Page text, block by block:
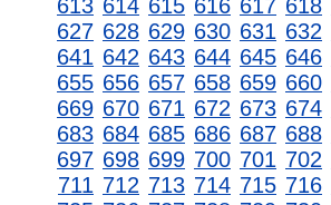
613 614 615 616 617 618
627 628 629 630 631 632
641 642 643 644 645 646
655 656 657 658 659 660
669 670 671 672 673 674
683 684 685 686 687 688
697 698 699 700 701 702
711 712 713 714 715 716